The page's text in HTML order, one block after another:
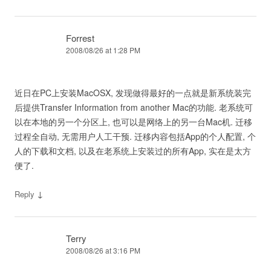
Forrest
2008/08/26 at 1:28 PM
近日在PC上安装MacOSX, 发现做得最好的一点就是新系统装完
后提供Transfer Information from another Mac的功能. 老系统可
以在本地的另一个分区上, 也可以是网络上的另一台Mac机. 迁移
过程全自动, 无需用户人工干预. 迁移内容包括App的个人配置, 个
人的下载和文档, 以及在老系统上安装过的所有App, 实在是太方
便了.
Reply ↓
Terry
2008/08/26 at 3:16 PM